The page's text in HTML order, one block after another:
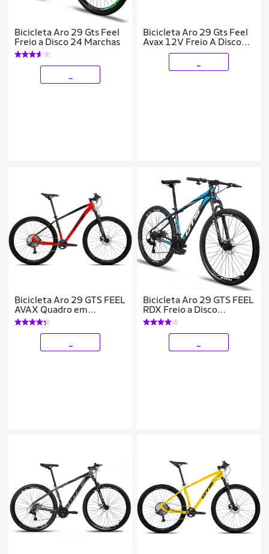
Bicicleta Aro 29 Gts Feel
Freio a Disco 24 Marchas
Bicicleta Aro 29 Gts Feel
Avax 12V Freio A Disco
Hidráulico
Bicicleta Aro 29 GTS FEEL
AVAX Quadro em
Aluminio 12 Marchas
Freio a Disco Hidráulico
Bicicleta Aro 29 GTS FEEL
RDX Freio a Disco
Hidráulico 24 Marchas